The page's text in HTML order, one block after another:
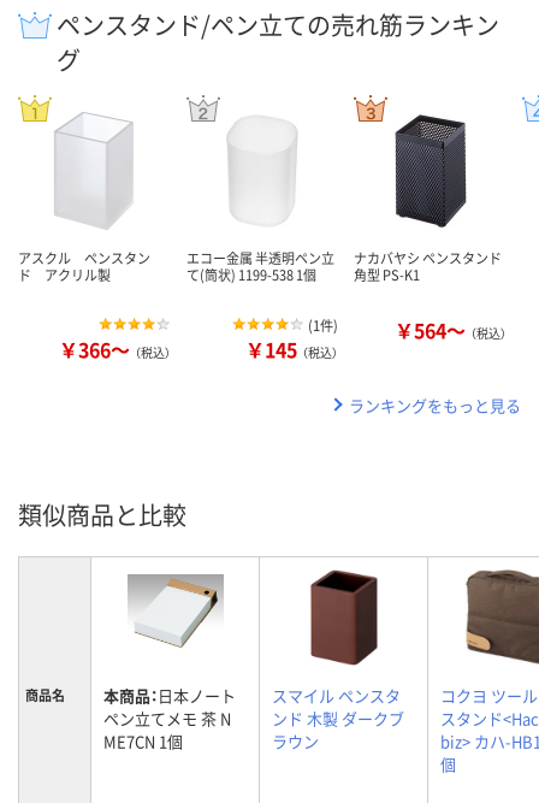
ペンスタンド/ペン立ての売れ筋ランキン
グ
アスクル ペンスタン
ド アクリル製
￥366～ （税込）
エコー金属 半透明ペン立
て(筒状) 1199-538 1個
(1件)
￥145 （税込）
ナカバヤシ ペンスタンド
角型 PS-K1
￥564～ （税込）
ランキングをもっと見る
類似商品と比較
商品名 本商品：日本ノート
ペン立てメモ 茶 N
ME7CN 1個
スマイル ペンスタ
ンド 木製 ダークブ
ラウン
コクヨ ツー
スタンド
biz> カハ-
個